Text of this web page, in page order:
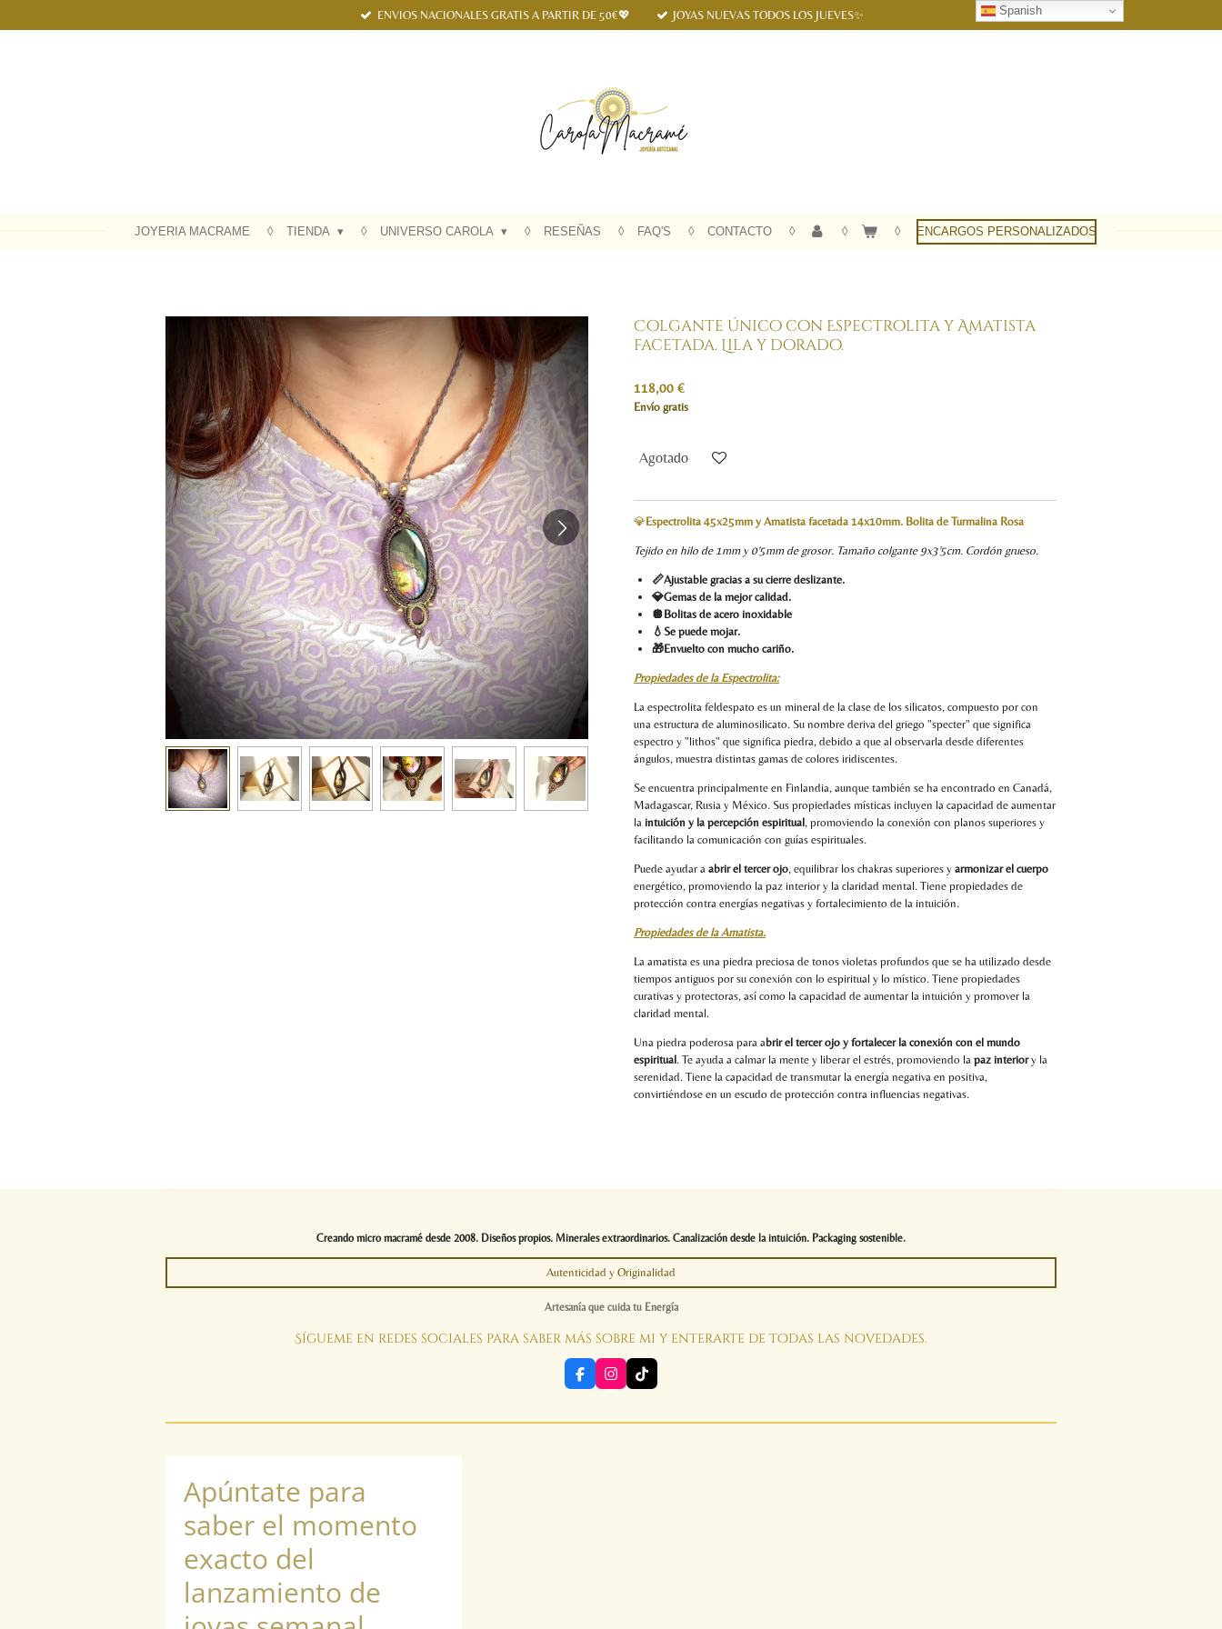
al
ENVIOS NACIONALES GRATIS A PARTIR DE 50€💖 JOYAS NUEVAS TODOS LOS JUEVES✨
JOYERIA MACRAME TIENDA UNIVERSO CAROLA RESEÑAS FAQ'S CONTACTO ENCARGOS PERSONALIZADOS
Colgante único con Espectrolita y Amatista
facetada. Lila y dorado.
118,00 €
Envío gratis
Agotado
💎Espectrolita 45x25mm y Amatista facetada 14x10mm. Bolita de Turmalina Rosa
Tejido en hilo de 1mm y 0'5mm de grosor. Tamaño colgante 9x3'5cm. Cordón grueso.
📏Ajustable gracias a su cierre deslizante.
💎Gemas de la mejor calidad.
🪩Bolitas de acero inoxidable
💧Se puede mojar.
🎁Envuelto con mucho cariño.
Propiedades de la Espectrolita:
La espectrolita feldespato es un mineral de la clase de los silicatos, compuesto por con
una estructura de aluminosilicato. Su nombre deriva del griego "specter" que significa
espectro y "lithos" que significa piedra, debido a que al observarla desde diferentes
ángulos, muestra distintas gamas de colores iridiscentes.
Se encuentra principalmente en Finlandia, aunque también se ha encontrado en Canadá,
Madagascar, Rusia y México. Sus propiedades místicas incluyen la capacidad de aumentar
la intuición y la percepción espiritual, promoviendo la conexión con planos superiores y
facilitando la comunicación con guías espirituales.
Puede ayudar a abrir el tercer ojo, equilibrar los chakras superiores y armonizar el cuerpo
energético, promoviendo la paz interior y la claridad mental. Tiene propiedades de
protección contra energías negativas y fortalecimiento de la intuición.
Propiedades de la Amatista.
La amatista es una piedra preciosa de tonos violetas profundos que se ha utilizado desde
tiempos antiguos por su conexión con lo espiritual y lo místico. Tiene propiedades
curativas y protectoras, así como la capacidad de aumentar la intuición y promover la
claridad mental.
Una piedra poderosa para abrir el tercer ojo y fortalecer la conexión con el mundo
espiritual. Te ayuda a calmar la mente y liberar el estrés, promoviendo la paz interiory la
serenidad. Tiene la capacidad de transmutar la energía negativa en positiva,
convirtiéndose en un escudo de protección contra influencias negativas.
Creando micro macramé desde 2008. Diseños propios. Minerales extraordinarios. Canalización desde la intuición. Packaging sostenible.
Autenticidad y Originalidad
Spanish
Artesanía que cuida tu Energía
Sígueme en redes sociales para saber más sobre mi y enterarte de todas las novedades.
F
a
e
I
n
t
T
i
T
Apúntate para
saber el momento
exacto del
lanzamiento de